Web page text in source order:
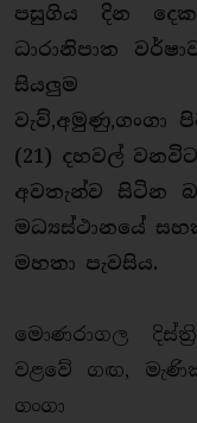
පසුගිය දින‍
ධාරානිපාත
සියලුම
වැව්,අමුණු,ගංගා
(21) දහවල්
අවතැන්ව සිටින
මධ්‍යස්ථානයේ
මහතා පැවසිය.
මොණරාගල
වළවේ ගඟ,
ගංගා